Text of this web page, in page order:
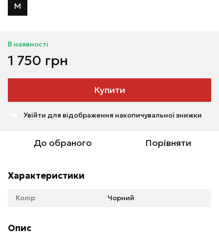
M
В наявності
1 750 грн
Купити
Увійти для відображення накопичувальної знижки
До обраного Порівняти
Характеристики
Колір Чорний
Опис